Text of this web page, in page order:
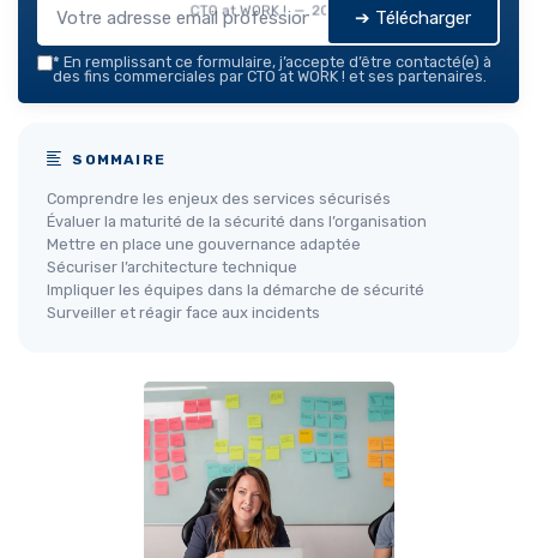
CTO at WORK ! — 2026 ➔ Télécharger
* En remplissant ce formulaire, j’accepte d’être contacté(e) à
des fins commerciales par CTO at WORK ! et ses partenaires.
SOMMAIRE
Comprendre les enjeux des services sécurisés
Évaluer la maturité de la sécurité dans l’organisation
Mettre en place une gouvernance adaptée
Sécuriser l’architecture technique
Impliquer les équipes dans la démarche de sécurité
Surveiller et réagir face aux incidents